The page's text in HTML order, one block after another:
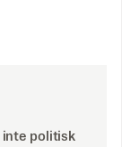
inte politisk